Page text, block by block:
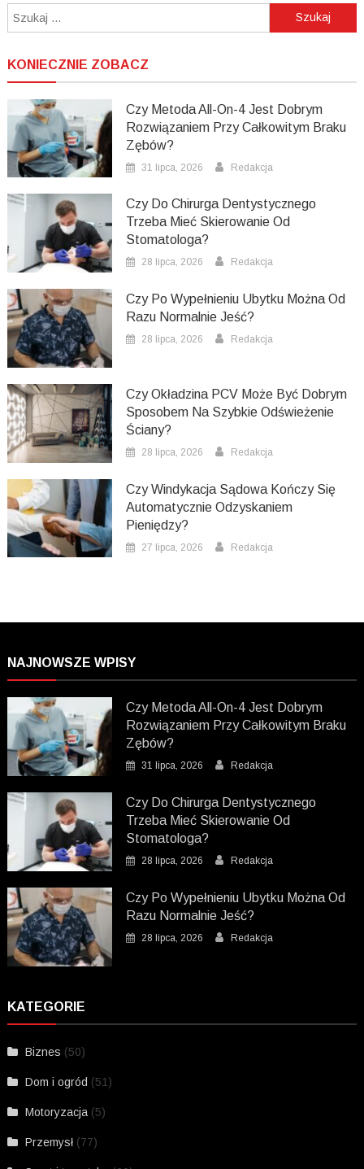
Szukaj:
KONIECZNIE ZOBACZ
Czy Metoda All-On-4 Jest Dobrym
Rozwiązaniem Przy Całkowitym Braku
Zębów?
31 lipca, 2026 Redakcja
Czy Do Chirurga Dentystycznego
Trzeba Mieć Skierowanie Od
Stomatologa?
28 lipca, 2026 Redakcja
Czy Po Wypełnieniu Ubytku Można Od
Razu Normalnie Jeść?
28 lipca, 2026 Redakcja
Czy Okładzina PCV Może Być Dobrym
Sposobem Na Szybkie Odświeżenie
Ściany?
28 lipca, 2026 Redakcja
Czy Windykacja Sądowa Kończy Się
Automatycznie Odzyskaniem
Pieniędzy?
27 lipca, 2026 Redakcja
NAJNOWSZE WPISY
Czy Metoda All-On-4 Jest Dobrym
Rozwiązaniem Przy Całkowitym Braku
Zębów?
31 lipca, 2026 Redakcja
Czy Do Chirurga Dentystycznego
Trzeba Mieć Skierowanie Od
Stomatologa?
28 lipca, 2026 Redakcja
Czy Po Wypełnieniu Ubytku Można Od
Razu Normalnie Jeść?
28 lipca, 2026 Redakcja
KATEGORIE
Biznes (50)
Dom i ogród (51)
Motoryzacja (5)
Przemysł (77)